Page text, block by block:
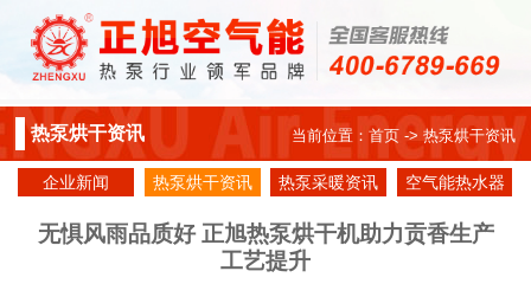
热泵烘干资讯 当前位置： 首页-> 热泵烘干资讯
企业新闻 热泵烘干资讯 热泵采暖资讯
空气能热水器
无惧风雨品质好 正旭热泵烘干机助力贡香生产
工艺提升